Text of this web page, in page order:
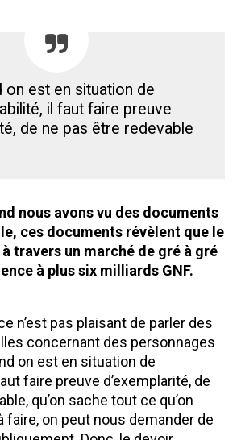
on est en situation de
il faut faire preuve
de ne pas être redevable
nous avons vu des documents
ces documents révèlent que le
travers un marché de gré à gré
à plus six milliards GNF.
n’est pas plaisant de parler des
concernant des personnages
on est en situation de
faire preuve d’exemplarité, de
qu’on sache tout ce qu’on
faire, on peut nous demander de